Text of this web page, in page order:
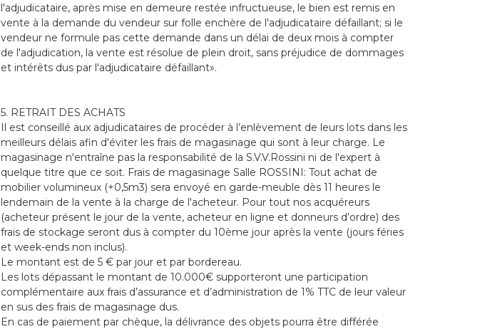
l'adjudicataire, après mise en demeure restée infructueuse, le bien est remis en
vente à la demande du vendeur sur folle enchère de l'adjudicataire défaillant; si le
vendeur ne formule pas cette demande dans un délai de deux mois à compter
de l'adjudication, la vente est résolue de plein droit, sans préjudice de dommages
et intérêts dus par l'adjudicataire défaillant».
5. RETRAIT DES ACHATS
Il est conseillé aux adjudicataires de procéder à l’enlèvement de leurs lots dans les
meilleurs délais afin d'éviter les frais de magasinage qui sont à leur charge. Le
magasinage n'entraîne pas la responsabilité de la S.V.V.Rossini ni de l'expert à
quelque titre que ce soit. Frais de magasinage Salle ROSSINI: Tout achat de
mobilier volumineux (+0,5m3) sera envoyé en garde-meuble dès 11 heures le
lendemain de la vente à la charge de l'acheteur. Pour tout nos acquéreurs
(acheteur présent le jour de la vente, acheteur en ligne et donneurs d’ordre) des
frais de stockage seront dus à compter du 10ème jour après la vente (jours féries
et week-ends non inclus).
Le montant est de 5 € par jour et par bordereau.
Les lots dépassant le montant de 10.000€ supporteront une participation
complémentaire aux frais d’assurance et d’administration de 1% TTC de leur valeur
en sus des frais de magasinage dus.
En cas de paiement par chèque, la délivrance des objets pourra être différée